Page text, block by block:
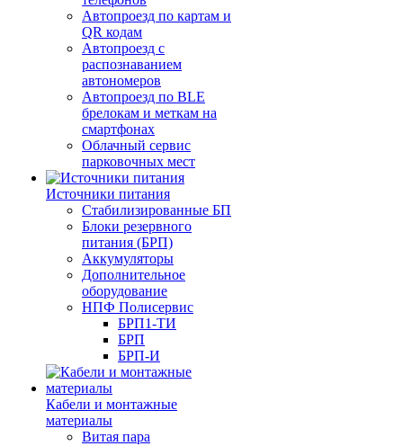
Автопроезд по картам и
QR кодам
Автопроезд с
распознаванием
автономеров
Автопроезд по BLE
брелокам и меткам на
смартфонах
Облачный сервис
парковочных мест
Источники питания
Стабилизированные БП
Блоки резервного
питания (БРП)
Аккумуляторы
Дополнительное
оборудование
НПФ Полисервис
БРП1-ТИ
БРП
БРП-И
Кабели и монтажные
материалы
Витая пара